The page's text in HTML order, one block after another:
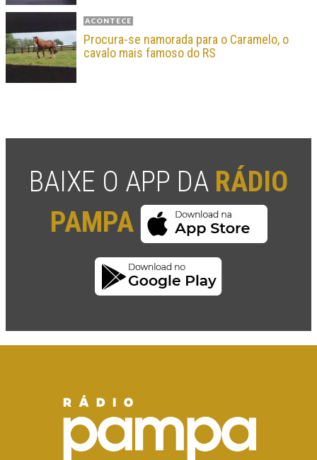
ACONTECE
Procura-se namorada para o Caramelo, o
cavalo mais famoso do RS
BAIXE O APP DA RÁDIO
PAMPA